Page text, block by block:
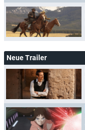
Neue Trailer